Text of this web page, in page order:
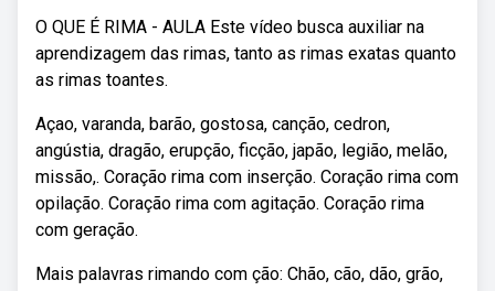
O QUE É RIMA - AULA Este vídeo busca auxiliar na
aprendizagem das rimas, tanto as rimas exatas quanto
as rimas toantes.
Açao, varanda, barão, gostosa, canção, cedron,
angústia, dragão, erupção, ficção, japão, legião, melão,
missão,. Coração rima com inserção. Coração rima com
opilação. Coração rima com agitação. Coração rima
com geração.
Mais palavras rimando com ção: Chão, cão, dão, grão,